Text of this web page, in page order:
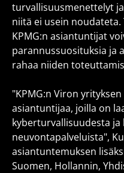
turvallisuusmenettelyt
niitä ei usein
KPMG:n asiantuntijat
parannussuosituksia ja
rahaa niiden
"KPMG:n Viron
asiantuntijaa, joilla on
kyberturvallisuudesta ja
neuvontapalveluista",
asiantuntemuksen
Suomen, Hollannin,